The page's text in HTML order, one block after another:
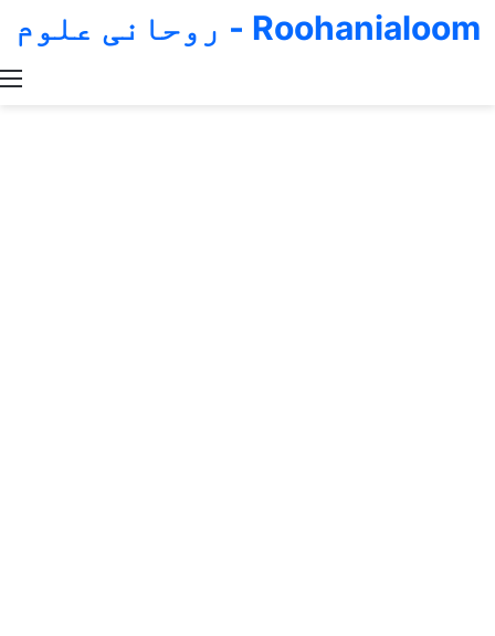
Roohanialoom - روحانی علوم